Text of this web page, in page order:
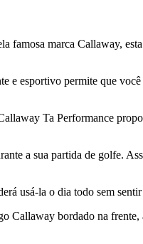
marca Callaway,
e esportivo permite que
Ta Performance
a sua partida de golfe.
usá-la o dia todo sem
Callaway bordado na